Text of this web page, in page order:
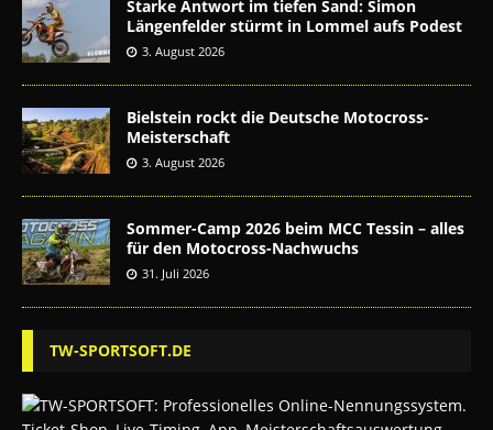
Starke Antwort im tiefen Sand: Simon
Längenfelder stürmt in Lommel aufs Podest
3. August 2026
Bielstein rockt die Deutsche Motocross-
Meisterschaft
3. August 2026
Sommer-Camp 2026 beim MCC Tessin – alles
für den Motocross-Nachwuchs
31. Juli 2026
TW-SPORTSOFT.DE